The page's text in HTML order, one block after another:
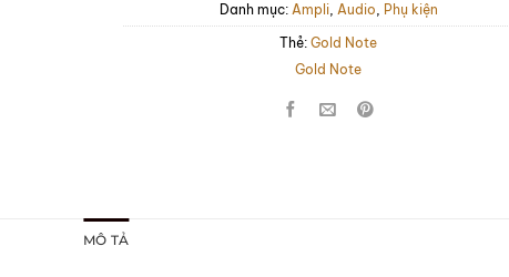
Danh mục: Ampli, Audio, Phụ kiện
Thẻ:Gold Note
Gold Note
MÔ TẢ